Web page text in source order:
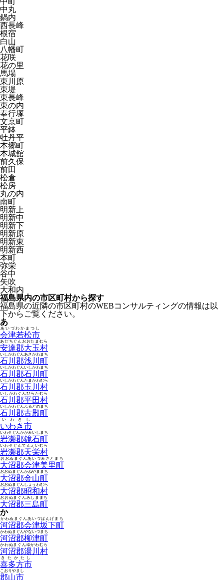
中丸
鍋内
西長峰
根宿
白山
八幡町
花咲
花の里
馬場
東川原
東堤
東長峰
東の内
奉行塚
文京町
平鉢
牡丹平
本郷町
本城舘
前久保
前田
松倉
松房
丸の内
南町
明新上
明新中
明新下
明新原
明新東
明新西
本町
弥栄
谷中
矢吹
大和内
福島県内の市区町村から探す
福島県の近隣の市区町村のWEBコンサルティングの情報は以
下からご覧ください。
あ
会津若松市
あいづわかまつし
安達郡大玉村
あだちぐんおおたまむら
石川郡浅川町
いしかわぐんあさかわまち
石川郡石川町
いしかわぐんいしかわまち
石川郡玉川村
いしかわぐんたまかわむら
石川郡平田村
いしかわぐんひらたむら
石川郡古殿町
いしかわぐんふるどのまち
いわき市
いわきし
岩瀬郡鏡石町
いわせぐんかがみいしまち
岩瀬郡天栄村
いわせぐんてんえいむら
大沼郡会津美里町
おおぬまぐんあいづみさとまち
大沼郡金山町
おおぬまぐんかねやままち
大沼郡昭和村
おおぬまぐんしょうわむら
大沼郡三島町
おおぬまぐんみしままち
か
河沼郡会津坂下町
かわぬまぐんあいづばんげまち
河沼郡柳津町
かわぬまぐんやないづまち
河沼郡湯川村
かわぬまぐんゆがわむら
喜多方市
きたかたし
郡山市
こおりやまし